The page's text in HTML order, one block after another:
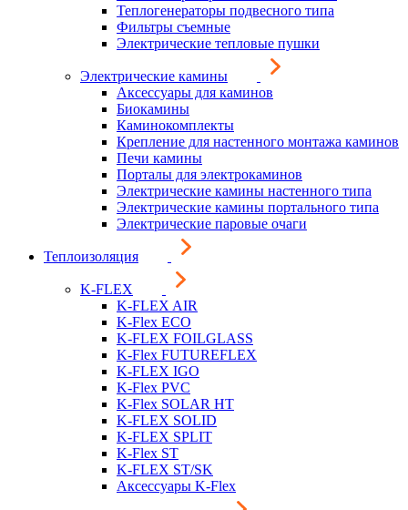
Теплогенераторы подвесного типа
Фильтры съемные
Электрические тепловые пушки
Электрические камины
Аксессуары для каминов
Биокамины
Каминокомплекты
Крепление для настенного монтажа каминов
Печи камины
Порталы для электрокаминов
Электрические камины настенного типа
Электрические камины портального типа
Электрические паровые очаги
Теплоизоляция
K-FLEX
K-FLEX AIR
K-Flex ECO
K-FLEX FOILGLASS
K-Flex FUTUREFLEX
K-FLEX IGO
K-Flex PVC
K-Flex SOLAR HT
K-FLEX SOLID
K-FLEX SPLIT
K-Flex ST
K-FLEX ST/SK
Аксессуары K-Flex